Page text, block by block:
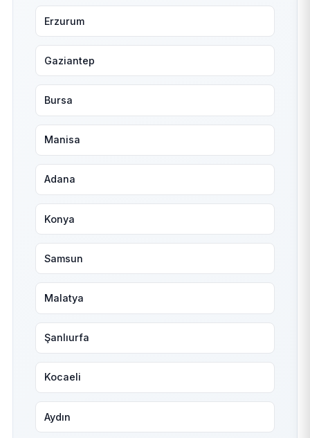
Erzurum
Gaziantep
Bursa
Manisa
Adana
Konya
Samsun
Malatya
Şanlıurfa
Kocaeli
Aydın